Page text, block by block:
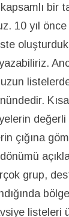
kapsamlı bir
10 yıl önce
çığına
grup,
listeleri